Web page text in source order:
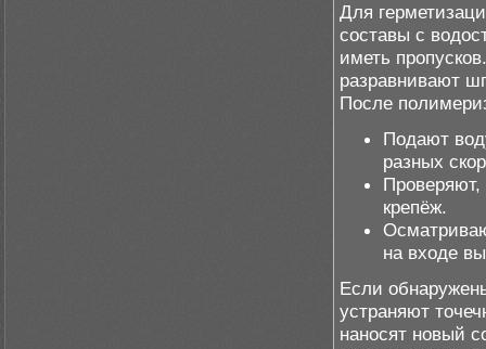
Для
составы с
иметь
разравнивают
После
Подают
разных
Проверяют,
крепёж.
на входе
Если
устраняют
наносят новый